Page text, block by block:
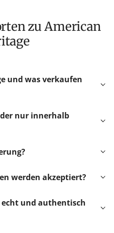
und was verkaufen
nur innerhalb
werden akzeptiert?
echt und authentisch